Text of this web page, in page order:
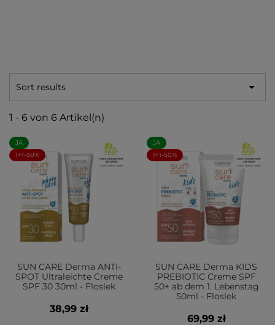
Sort results 
1 - 6 von 6 Artikel(n)
JA
1+1-50%
SUN CARE Derma ANTI-
SPOT Ultraleichte Creme
SPF 30 30ml - Floslek
38,99 zł
JA
1+1-50%
SUN CARE Derma KIDS
PREBIOTIC Creme SPF
50+ ab dem 1. Lebenstag
50ml - Floslek
69,99 zł